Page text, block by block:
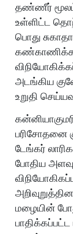
தண்ணீர் மூலம்
உள்ளிட்ட
பொது
அடங்கிய
உறுதி
பரிசோதனை
டேங்கர்
போதிய
மழையின்
பாதிக்கப்பட்ட